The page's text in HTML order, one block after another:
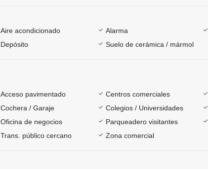
Aire acondicionado Alarma
Depósito
Suelo de cerámica / mármol
Acceso pavimentado Centros comerciales
Cochera / Garaje
Colegios / Universidades
Oficina de negocios
Parqueadero visitantes
Trans. público cercano
Zona comercial